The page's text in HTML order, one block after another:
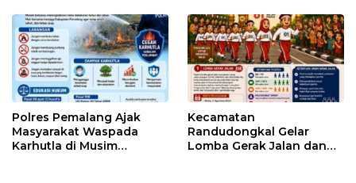
Polres Pemalang Ajak
Masyarakat Waspada
Karhutla di Musim
Kecamatan
Randudongkal Gelar
Lomba Gerak Jalan dan